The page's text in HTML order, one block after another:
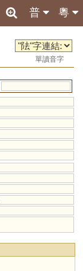
粵
普
單讀音字